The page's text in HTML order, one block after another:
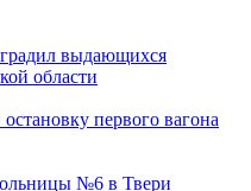
выдающихся
области
первого вагона
№6 в Твери